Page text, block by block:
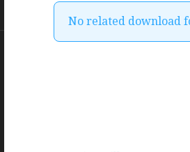
No related download